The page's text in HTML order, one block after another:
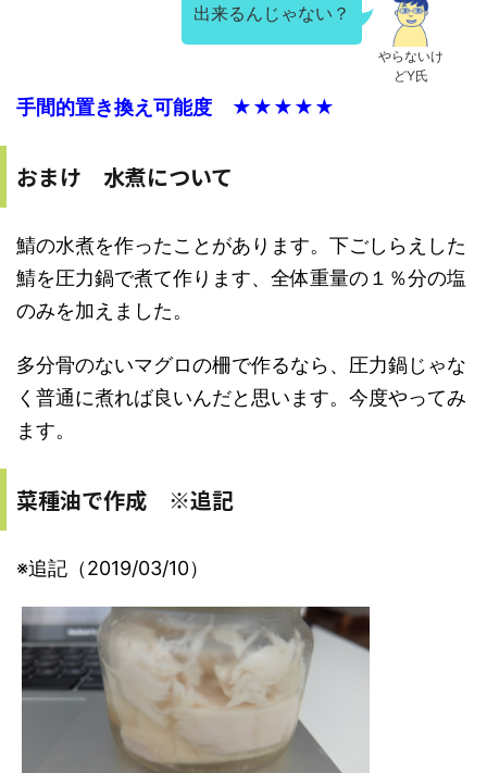
やらないけ
どY氏
出来るんじゃない？
手間的置き換え可能度 ★★★★★
おまけ 水煮について
鯖の水煮を作ったことがあります。下ごしらえした
鯖を圧力鍋で煮て作ります、全体重量の１％分の塩
のみを加えました。
多分骨のないマグロの柵で作るなら、圧力鍋じゃな
く普通に煮れば良いんだと思います。今度やってみ
ます。
菜種油で作成 ※追記
※追記（2019/03/10）